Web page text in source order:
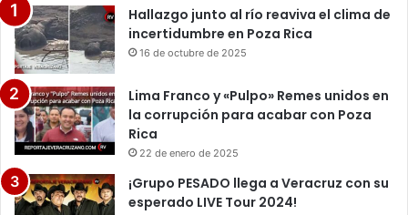
Hallazgo junto al río reaviva el clima de
incertidumbre en Poza Rica
16 de octubre de 2025
Lima Franco y «Pulpo» Remes unidos en
la corrupción para acabar con Poza
Rica
22 de enero de 2025
¡Grupo PESADO llega a Veracruz con su
esperado LIVE Tour 2024!